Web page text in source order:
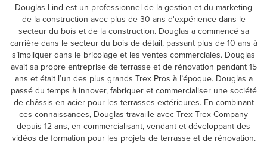
Douglas Lind est un professionnel de la gestion et du marketing
de la construction avec plus de 30 ans d'expérience dans le
secteur du bois et de la construction. Douglas a commencé sa
carrière dans le secteur du bois de détail, passant plus de 10 ans à
s’impliquer dans le bricolage et les ventes commerciales. Douglas
avait sa propre entreprise de terrasse et de rénovation pendant 15
ans et était l’un des plus grands Trex Pros à l’époque. Douglas a
passé du temps à innover, fabriquer et commercialiser une société
de châssis en acier pour les terrasses extérieures. En combinant
ces connaissances, Douglas travaille avec Trex Trex Company
depuis 12 ans, en commercialisant, vendant et développant des
vidéos de formation pour les projets de terrasse et de rénovation.